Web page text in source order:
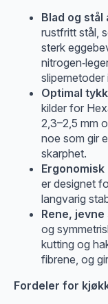
Blad og stål
rustfritt stål,
sterk
slipemetoder
Optimal
kilder for
2,3–2,5 mm
noe som gir
skarphet.
Ergonomisk
er designet
langvarig
Rene,
og
kutting og
fibrene, og
Fordeler for